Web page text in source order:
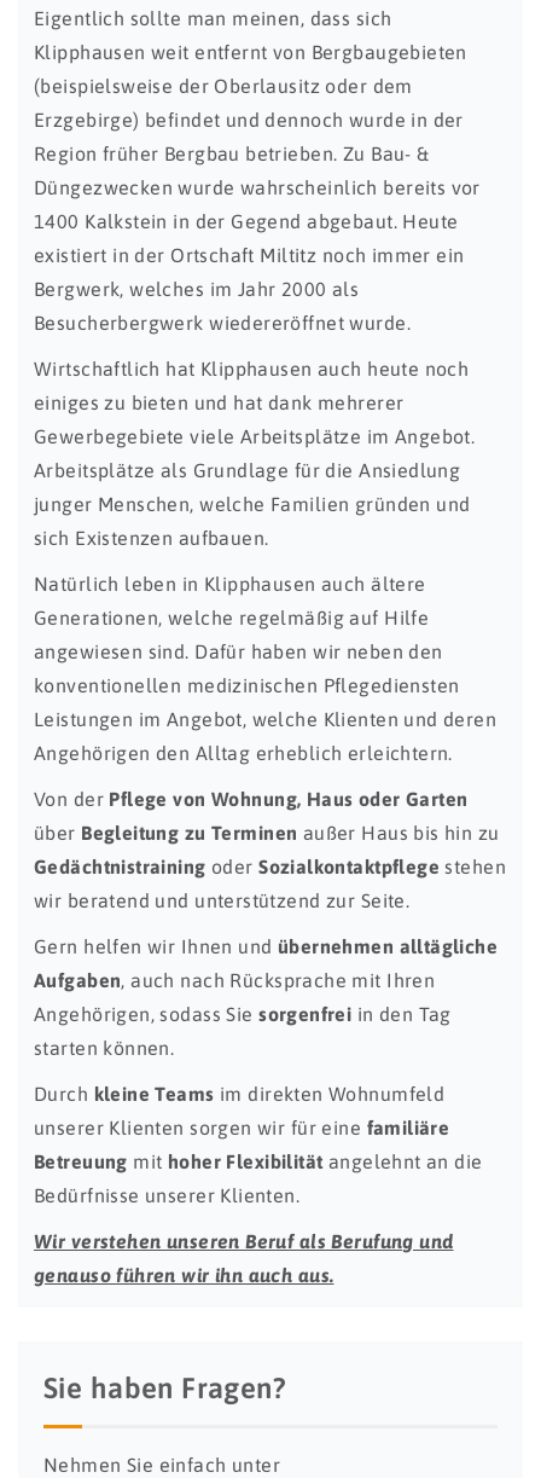
Eigentlich sollte man meinen, dass sich
Klipphausen weit entfernt von Bergbaugebieten
(beispielsweise der Oberlausitz oder dem
Erzgebirge) befindet und dennoch wurde in der
Region früher Bergbau betrieben. Zu Bau- &
Düngezwecken wurde wahrscheinlich bereits vor
1400 Kalkstein in der Gegend abgebaut. Heute
existiert in der Ortschaft Miltitz noch immer ein
Bergwerk, welches im Jahr 2000 als
Besucherbergwerk wiedereröffnet wurde.
Wirtschaftlich hat Klipphausen auch heute noch
einiges zu bieten und hat dank mehrerer
Gewerbegebiete viele Arbeitsplätze im Angebot.
Arbeitsplätze als Grundlage für die Ansiedlung
junger Menschen, welche Familien gründen und
sich Existenzen aufbauen.
Natürlich leben in Klipphausen auch ältere
Generationen, welche regelmäßig auf Hilfe
angewiesen sind. Dafür haben wir neben den
konventionellen medizinischen Pflegediensten
Leistungen im Angebot, welche Klienten und deren
Angehörigen den Alltag erheblich erleichtern.
Von der Pflege von Wohnung, Haus oder Garten
über Begleitung zu Terminen außer Haus bis hin zu
Gedächtnistraining oderSozialkontaktpflege stehen
wir beratend und unterstützend zur Seite.
Gern helfen wir Ihnen und übernehmen alltägliche
Aufgaben, auch nach Rücksprache mit Ihren
Angehörigen, sodass Siesorgenfrei in den Tag
starten können.
Durch kleine Teams im direkten Wohnumfeld
unserer Klienten sorgen wir für eine familiäre
Betreuung mit hoher Flexibilitätangelehnt an die
Bedürfnisse unserer Klienten.
Wir verstehen unseren Beruf als Berufung und
genauso führen wir ihn auch aus.
Sie haben Fragen?
Nehmen Sie einfach unter